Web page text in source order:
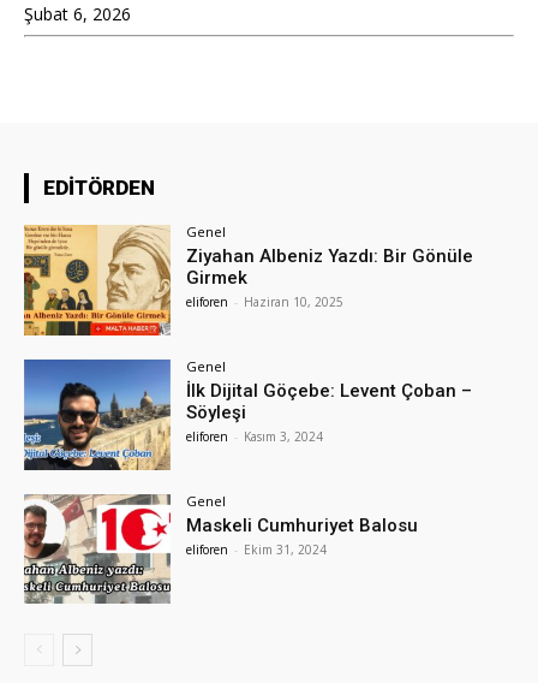
Şubat 6, 2026
EDİTÖRDEN
Genel
Ziyahan Albeniz Yazdı: Bir Gönüle
Girmek
eliforen - Haziran 10, 2025
Genel
İlk Dijital Göçebe: Levent Çoban –
Söyleşi
eliforen - Kasım 3, 2024
Genel
Maskeli Cumhuriyet Balosu
eliforen - Ekim 31, 2024